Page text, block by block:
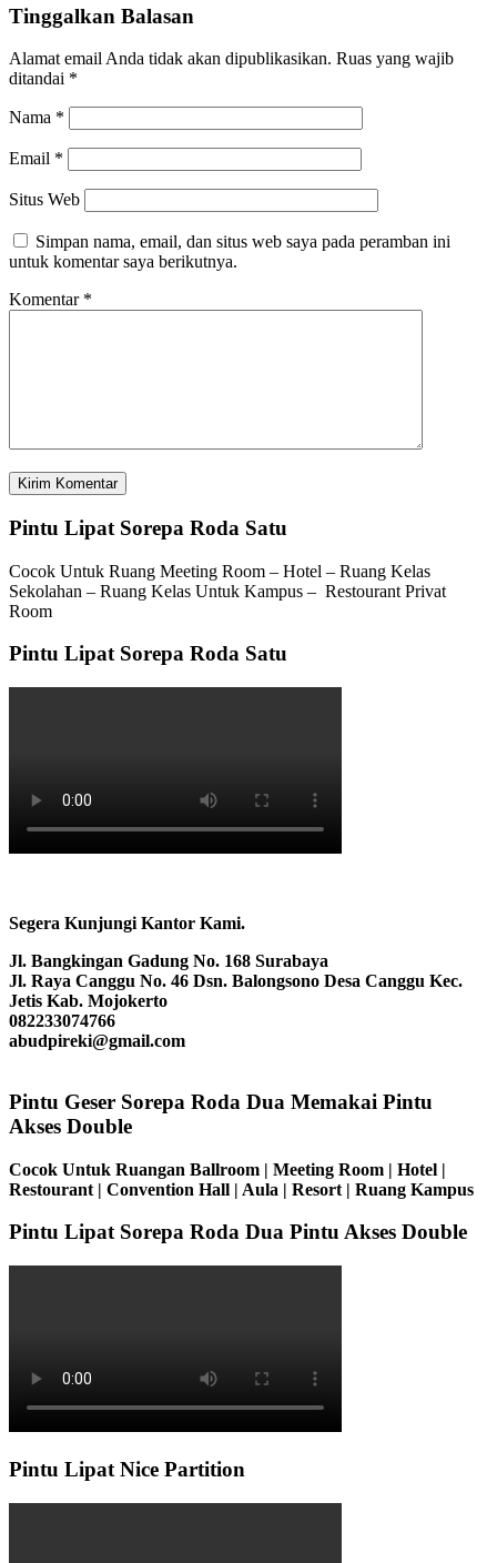
Tinggalkan Balasan
Alamat email Anda tidak akan dipublikasikan. Ruas yang wajib
ditandai *
Nama *
Email *
Situs Web
Simpan nama, email, dan situs web saya pada peramban ini
untuk komentar saya berikutnya.
Komentar *
Pintu Lipat Sorepa Roda Satu
Cocok Untuk Ruang Meeting Room – Hotel – Ruang Kelas
Sekolahan – Ruang Kelas Untuk Kampus – Restourant Privat
Room
Pintu Lipat Sorepa Roda Satu
Segera Kunjungi Kantor Kami.
Jl. Bangkingan Gadung No. 168 Surabaya
Jl. Raya Canggu No. 46 Dsn. Balongsono Desa Canggu Kec.
Jetis Kab. Mojokerto
082233074766
abudpireki@gmail.com
Pintu Geser Sorepa Roda Dua Memakai Pintu
Akses Double
Cocok Untuk Ruangan Ballroom | Meeting Room | Hotel |
Restourant | Convention Hall | Aula | Resort | Ruang Kampus
Pintu Lipat Sorepa Roda Dua Pintu Akses Double
Pintu Lipat Nice Partition